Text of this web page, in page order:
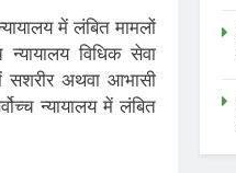
में लंबित मामलों
विधिक सेवा
सशरीर अथवा आभासी
न्यायालय में लंबित